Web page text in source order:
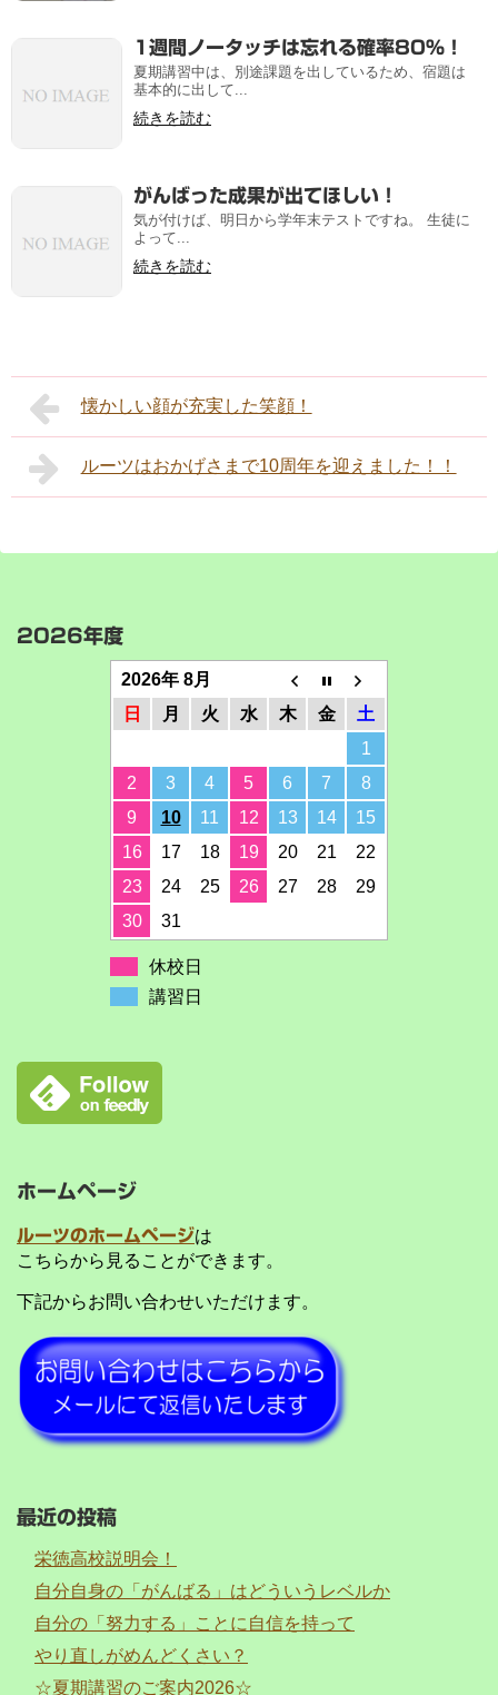
1週間ノータッチは忘れる確率80%！
夏期講習中は、別途課題を出しているため、宿題は
基本的に出して...
続きを読む
がんばった成果が出てほしい！
気が付けば、明日から学年末テストですね。 生徒に
よって...
続きを読む
懐かしい顔が充実した笑顔！
ルーツはおかげさまで10周年を迎えました！！
2026年度
2026年 8月
日
月 火 水 木 金
土
1
2
3 4 5 6 7
8
9
10 11 12 13 14
15
16
17 18 19 20 21
22
23
24 25 26 27 28
29
30
31
休校日
講習日
ホームページ
ルーツのホームページは
こちらから見ることができます。
下記からお問い合わせいただけます。
最近の投稿
栄徳高校説明会！
自分自身の「がんばる」はどういうレベルか
自分の「努力する」ことに自信を持って
やり直しがめんどくさい？
☆夏期講習のご案内2026☆